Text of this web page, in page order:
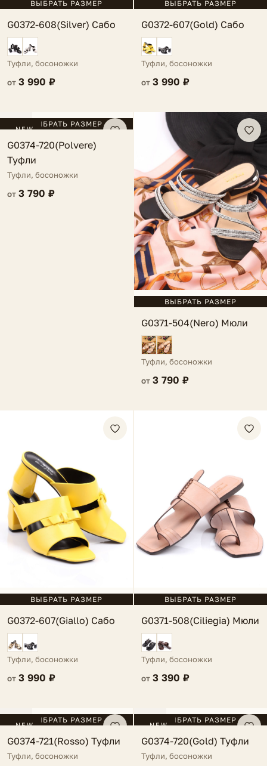
ВЫБРАТЬ РАЗМЕР
G0372-608(Silver) Сабо
Туфли, босоножки
от 3 990 ₽
ВЫБРАТЬ РАЗМЕР
G0372-607(Gold) Сабо
Туфли, босоножки
от 3 990 ₽
NEW
FV ВЫБРАТЬ РАЗМЕР
G0374-720(Polvere)
Туфли
Туфли, босоножки
от 3 790 ₽
ВЫБРАТЬ РАЗМЕР
G0371-504(Nero) Мюли
Туфли, босоножки
от 3 790 ₽
ВЫБРАТЬ РАЗМЕР
G0372-607(Giallo) Сабо
Туфли, босоножки
от 3 990 ₽
ВЫБРАТЬ РАЗМЕР
G0371-508(Ciliegia) Мюли
Туфли, босоножки
от 3 390 ₽
NEW
FV ВЫБРАТЬ РАЗМЕР
G0374-721(Rosso) Туфли
Туфли, босоножки
NEW
FV ВЫБРАТЬ РАЗМЕР
G0374-720(Gold) Туфли
Туфли, босоножки